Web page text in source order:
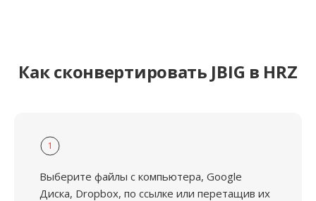
Как сконвертировать JBIG в HRZ
1
Выберите файлы с компьютера, Google
Диска, Dropbox, по ссылке или перетащив их